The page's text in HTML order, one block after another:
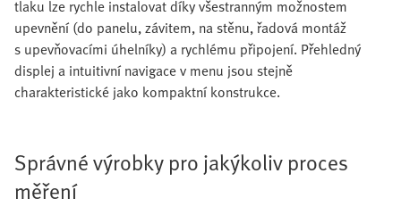
tlaku lze rychle instalovat díky všestranným možnostem
upevnění (do panelu, závitem, na stěnu, řadová montáž
s upevňovacími úhelníky) a rychlému připojení. Přehledný
displej a intuitivní navigace v menu jsou stejně
charakteristické jako kompaktní konstrukce.
Správné výrobky pro jakýkoliv proces
měření